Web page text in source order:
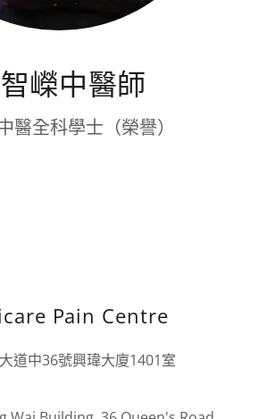
嶸中醫師
醫全科學士（榮譽）
Pain Centre
道中36號興瑋大廈1401室